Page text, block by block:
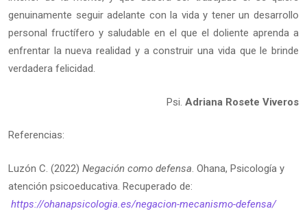
genuinamente seguir adelante con la vida y tener un desarrollo
personal fructífero y saludable en el que el doliente aprenda a
enfrentar la nueva realidad y a construir una vida que le brinde
verdadera felicidad.
Psi. Adriana Rosete Viveros
Referencias:
Luzón C. (2022) Negación como defensa . Ohana, Psicología y
atención psicoeducativa. Recuperado de:
https://ohanapsicologia.es/negacion-mecanismo-defensa/